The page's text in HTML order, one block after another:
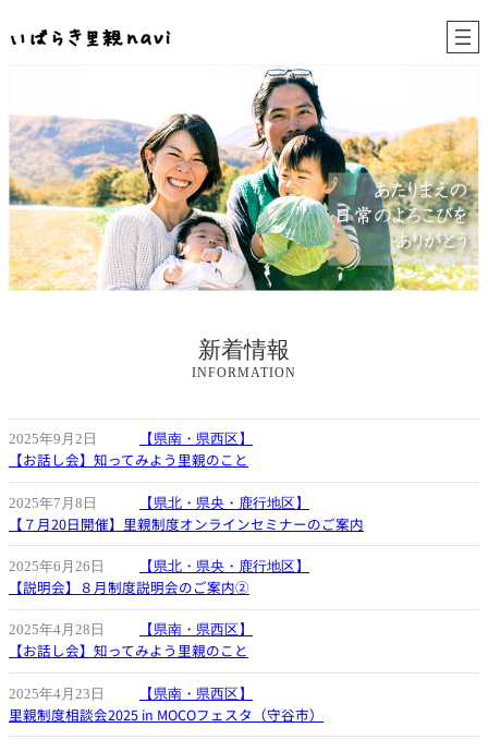
容
ッ
プ
新着情報
INFORMATION
2025年9月2日 【県南・県西区】
【お話し会】知ってみよう里親のこと
2025年7月8日 【県北・県央・鹿行地区】
【７月20日開催】里親制度オンラインセミナーのご案内
2025年6月26日 【県北・県央・鹿行地区】
【説明会】８月制度説明会のご案内②
2025年4月28日 【県南・県西区】
【お話し会】知ってみよう里親のこと
2025年4月23日 【県南・県西区】
里親制度相談会2025 in MOCOフェスタ（守谷市）